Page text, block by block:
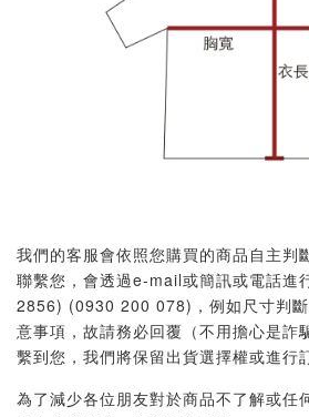
我們的客服會依照您購買的商品自主判
聯繫您，會透過e-mail或簡訊或電話進
2856) (0930 200 078)，例如尺寸判
意事項，故請務必回覆（不用擔心是詐
繫到您，我們將保留出貨選擇權或進行
為了減少各位朋友對於商品不了解或任